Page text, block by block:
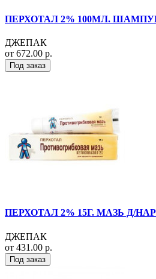
ПЕРХОТАЛ 2% 100МЛ.
ДЖЕПАК
от 672.00 р.
Под заказ
ПЕРХОТАЛ 2% 15Г. МАЗЬ Д/
ДЖЕПАК
от 431.00 р.
Под заказ